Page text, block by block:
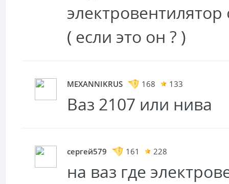
( если это он ? )
MEXANNIKRUS 168 133
Ваз 2107 или нива
сергей579 161 228
на ваз где